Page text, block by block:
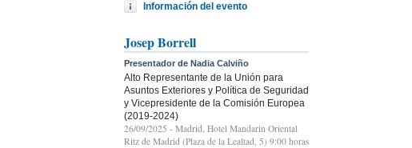
Información del evento
Josep Borrell
Presentador de Nadia Calviño
Alto Representante de la Unión para
Asuntos Exteriores y Política de Seguridad
y Vicepresidente de la Comisión Europea
(2019-2024)
26/09/2025 - Madrid, Hotel Mandarin Oriental
Ritz de Madrid (Plaza de la Lealtad, 5) 9:00 horas